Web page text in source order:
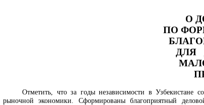
О
ПО
ДЛЯ
Отметить, что за годы независимости в Узбекистане
рыночной экономики. Сформированы благоприятный